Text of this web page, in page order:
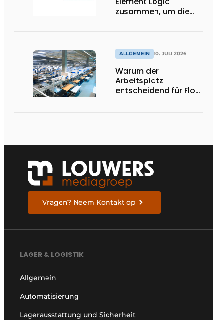
zusammen, um die
unterstützen
ALLGEMEIN 10. JULI 2026
Warum der
Arbeitsplatz
entscheidend für Flow,
Vragen? Neem Kontakt op
LAGER & LOGISTIK
Allgemein
Automatisierung
Lagerausstattung und Sicherheit